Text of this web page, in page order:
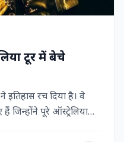
टूर में बेचे
इतिहास रच दिया है। वे
जिन्होंने पूरे ऑस्ट्रेलिया